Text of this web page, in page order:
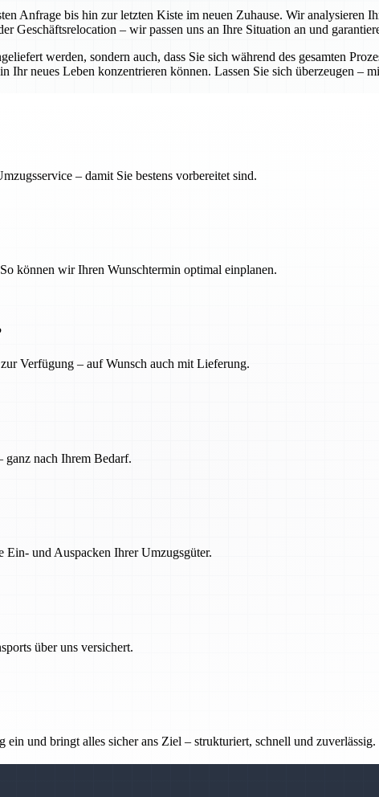
Anfrage bis hin zur letzten Kiste im neuen Zuhause. Wir analysieren
Geschäftsrelocation – wir passen uns an Ihre Situation an und
werden, sondern auch, dass Sie sich während des gesamten
Ihr neues Leben konzentrieren können. Lassen Sie sich überzeugen –
– damit Sie bestens vorbereitet sind.
können wir Ihren Wunschtermin optimal einplanen.
Verfügung – auf Wunsch auch mit Lieferung.
ganz nach Ihrem Bedarf.
Ein- und Auspacken Ihrer Umzugsgüter.
über uns versichert.
und bringt alles sicher ans Ziel – strukturiert, schnell und zuverlässig.